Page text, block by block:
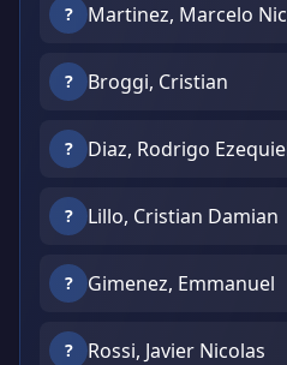
? Martinez, Marcelo
? Broggi, Cristian
? Diaz, Rodrigo
? Lillo, Cristian Damian
? Gimenez, Emmanuel
? Rossi, Javier Nicolas